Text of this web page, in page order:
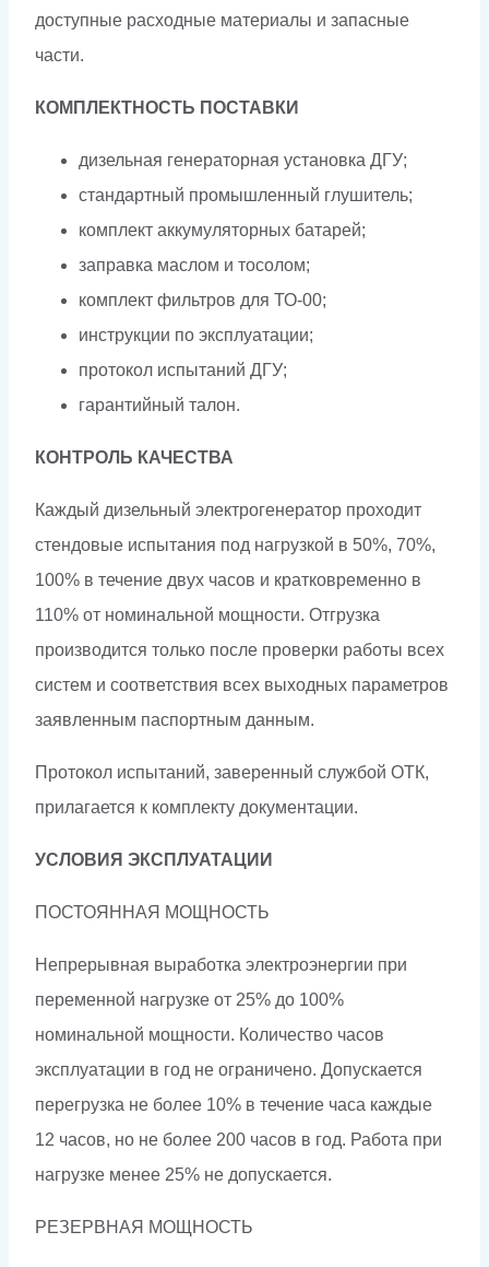
доступные расходные материалы и запасные
части.
КОМПЛЕКТНОСТЬ ПОСТАВКИ
дизельная генераторная установка ДГУ;
стандартный промышленный глушитель;
комплект аккумуляторных батарей;
заправка маслом и тосолом;
комплект фильтров для ТО-00;
инструкции по эксплуатации;
протокол испытаний ДГУ;
гарантийный талон.
КОНТРОЛЬ КАЧЕСТВА
Каждый дизельный электрогенератор проходит
стендовые испытания под нагрузкой в 50%, 70%,
100% в течение двух часов и кратковременно в
110% от номинальной мощности. Отгрузка
производится только после проверки работы всех
систем и соответствия всех выходных параметров
заявленным паспортным данным.
Протокол испытаний, заверенный службой ОТК,
прилагается к комплекту документации.
УСЛОВИЯ ЭКСПЛУАТАЦИИ
ПОСТОЯННАЯ МОЩНОСТЬ
Непрерывная выработка электроэнергии при
переменной нагрузке от 25% до 100%
номинальной мощности. Количество часов
эксплуатации в год не ограничено. Допускается
перегрузка не более 10% в течение часа каждые
12 часов, но не более 200 часов в год. Работа при
нагрузке менее 25% не допускается.
РЕЗЕРВНАЯ МОЩНОСТЬ